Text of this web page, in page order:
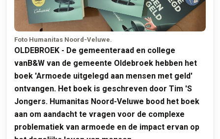
Foto Humanitas Noord-Veluwe.
OLDEBROEK - De gemeenteraad en college
vanB&W van de gemeente Oldebroek hebben het
boek 'Armoede uitgelegd aan mensen met geld'
ontvangen. Het boek is geschreven door Tim 'S
Jongers. Humanitas Noord-Veluwe bood het boek
aan om aandacht te vragen voor de complexe
problematiek van armoede en de impact ervan op